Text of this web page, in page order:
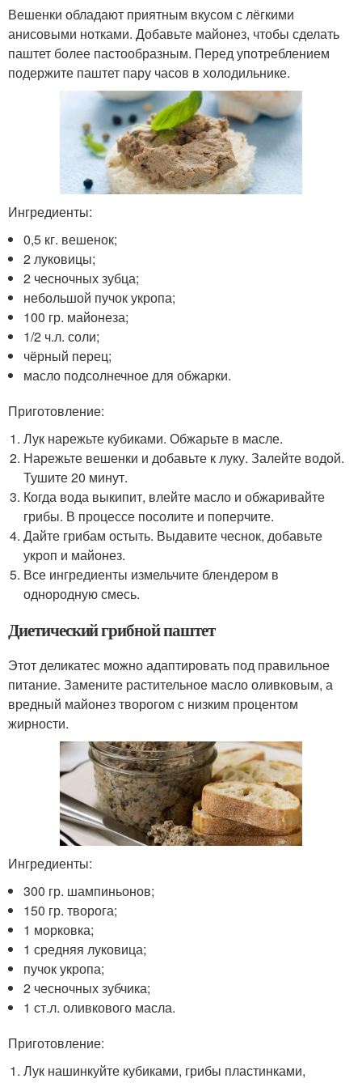
Вешенки обладают приятным вкусом с лёгкими
анисовыми нотками. Добавьте майонез, чтобы сделать
паштет более пастообразным. Перед употреблением
подержите паштет пару часов в холодильнике.
Ингредиенты:
0,5 кг. вешенок;
2 луковицы;
2 чесночных зубца;
небольшой пучок укропа;
100 гр. майонеза;
1/2 ч.л. соли;
чёрный перец;
масло подсолнечное для обжарки.
Приготовление:
Лук нарежьте кубиками. Обжарьте в масле.
Нарежьте вешенки и добавьте к луку. Залейте водой.
Тушите 20 минут.
Когда вода выкипит, влейте масло и обжаривайте
грибы. В процессе посолите и поперчите.
Дайте грибам остыть. Выдавите чеснок, добавьте
укроп и майонез.
Все ингредиенты измельчите блендером в
однородную смесь.
Диетический грибной паштет
Этот деликатес можно адаптировать под правильное
питание. Замените растительное масло оливковым, а
вредный майонез творогом с низким процентом
жирности.
Ингредиенты:
300 гр. шампиньонов;
150 гр. творога;
1 морковка;
1 средняя луковица;
пучок укропа;
2 чесночных зубчика;
1 ст.л. оливкового масла.
Приготовление:
Лук нашинкуйте кубиками, грибы пластинками,